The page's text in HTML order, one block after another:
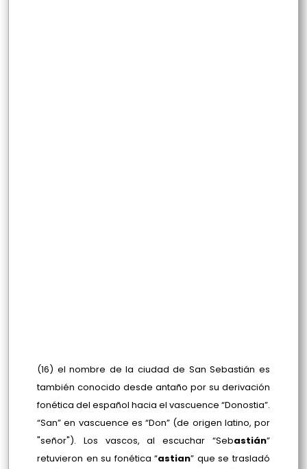
(16) el nombre de la ciudad de San Sebastián es
también conocido desde antaño por su derivación
fonética del español hacia el vascuence “Donostia”.
“San” en vascuence es “Don” (de origen latino, por
"señor"). Los vascos, al escuchar “Sebastián”
retuvieron en su fonética “astian” que se trasladó